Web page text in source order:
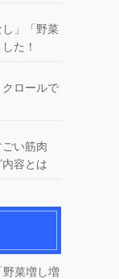
」「野菜
た！
ロールで
い筋肉
容とは
野菜増し増